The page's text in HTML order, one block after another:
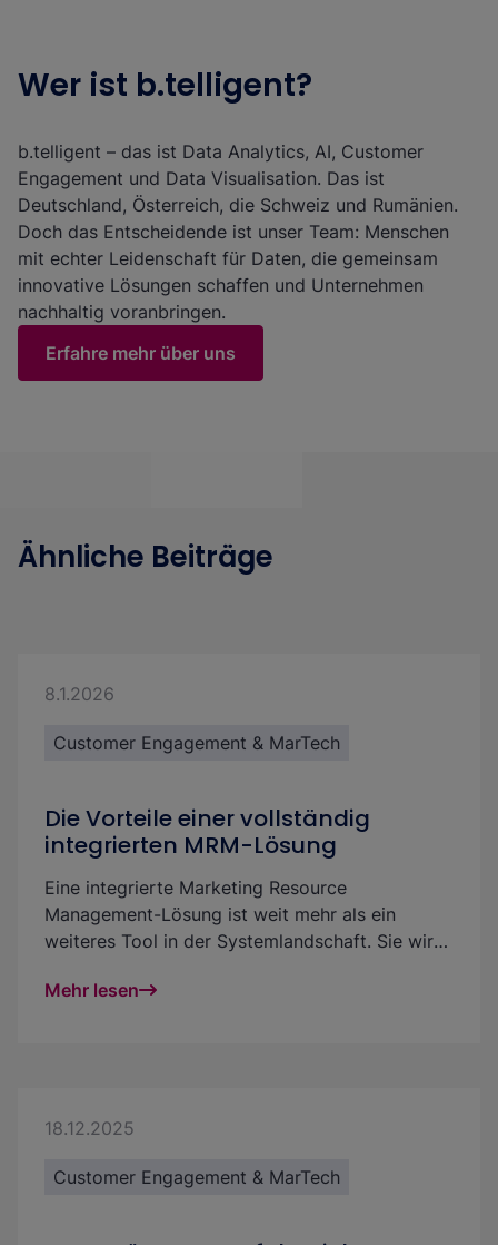
Wer ist b.telligent?
b.telligent – das ist Data Analytics, AI, Customer
Engagement und Data Visualisation. Das ist
Deutschland, Österreich, die Schweiz und Rumänien.
Doch das Entscheidende ist unser Team: Menschen
mit echter Leidenschaft für Daten, die gemeinsam
innovative Lösungen schaffen und Unternehmen
nachhaltig voranbringen.
Erfahre mehr über uns
Ähnliche Beiträge
8.1.2026
Customer Engagement & MarTech
Die Vorteile einer vollständig
integrierten MRM-Lösung
Eine integrierte Marketing Resource
Management-Lösung ist weit mehr als ein
weiteres Tool in der Systemlandschaft. Sie wird
Marketingressourcen, digitale Assets, Budgets,
diesem Beitrag zeigen wir verschiedene Wege
Lösung für Deine Bedürfnisse.
Mehr lesen
18.12.2025
Customer Engagement & MarTech